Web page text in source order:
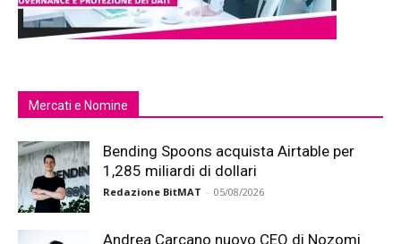
Mercati e Nomine
Bending Spoons acquista Airtable per
1,285 miliardi di dollari
Redazione BitMAT - 05/08/2026
Andrea Carcano nuovo CEO di Nozomi